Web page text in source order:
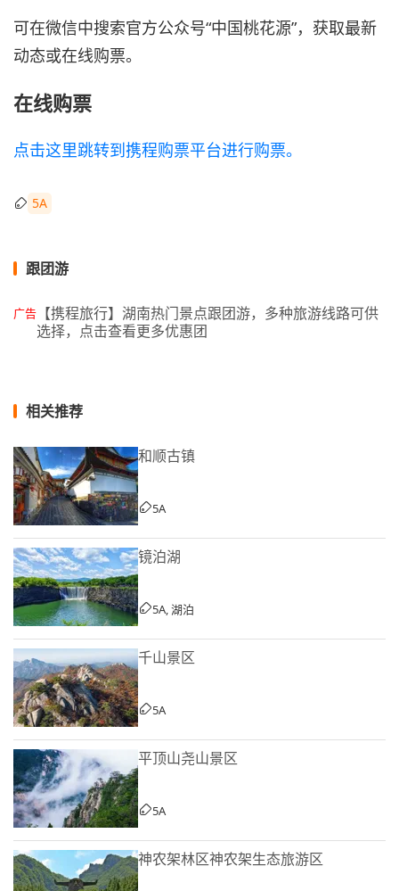
可在微信中搜索官方公众号“中国桃花源”，获取最新
动态或在线购票。
在线购票
点击这里跳转到携程购票平台进行购票。
5A
跟团游
广告 【携程旅行】湖南热门景点跟团游，多种旅游线路可供
选择，点击查看更多优惠团
相关推荐
和顺古镇
5A
镜泊湖
5A, 湖泊
千山景区
5A
平顶山尧山景区
5A
神农架林区神农架生态旅游区